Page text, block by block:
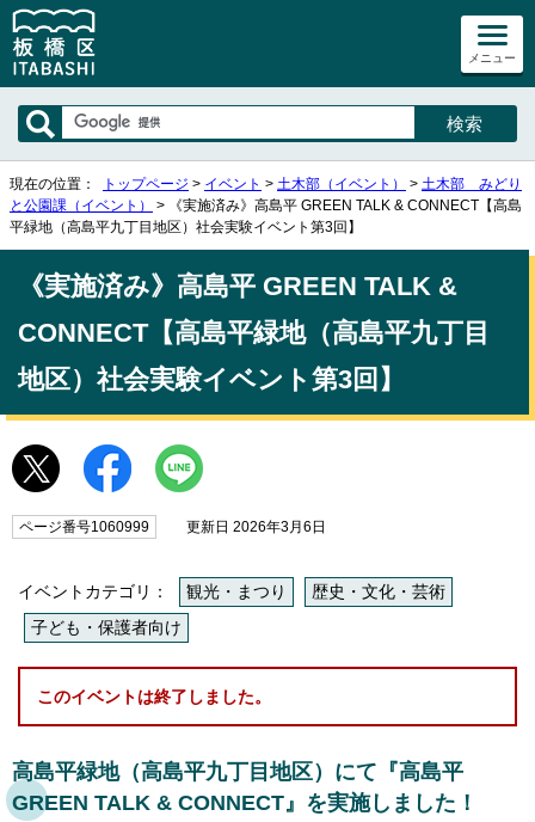
メニュー
現在の位置： トップページ > イベント > 土木部（イベント） > 土木部 みどり
と公園課（イベント）
> 《実施済み》高島平 GREEN TALK & CONNECT【高島
平緑地（高島平九丁目地区）社会実験イベント第3回】
《実施済み》高島平 GREEN TALK &
CONNECT【高島平緑地（高島平九丁目
地区）社会実験イベント第3回】
ページ番号1060999 更新日 2026年3月6日
イベントカテゴリ： 観光・まつり
歴史・文化・芸術
子ども・保護者向け
このイベントは終了しました。
高島平緑地（高島平九丁目地区）にて『高島平
GREEN TALK & CONNECT』を実施しました！